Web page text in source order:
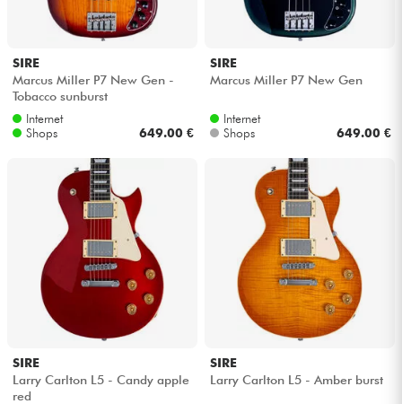
SIRE
Marcus Miller P7 New Gen -
Tobacco sunburst
Internet
Shops
649.00 €
SIRE
Marcus Miller P7 New Gen
Internet
Shops
649.00 €
SIRE
Larry Carlton L5 - Candy apple
red
SIRE
Larry Carlton L5 - Amber burst